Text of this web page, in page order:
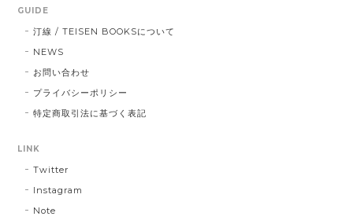
GUIDE
汀線 / TEISEN BOOKSについて
NEWS
お問い合わせ
プライバシーポリシー
特定商取引法に基づく表記
LINK
Twitter
Instagram
Note